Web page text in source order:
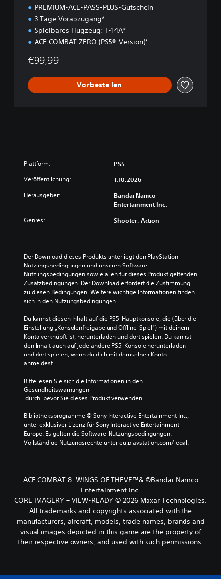
PREMIUM-ACE-PASS-PLUS-Gutschein
3 Tage Vorabzugang*
Spielbares Flugzeug: F-14A*
ACE COMBAT ZERO (PS5®-Version)*
€99,99
Vorbestellen
Plattform: PS5
Veröffentlichung: 1.10.2026
Herausgeber:
Bandai Namco
Entertainment Inc.
Genres: Shooter, Action
Der Download dieses Produkts unterliegt den PlayStation-
Nutzungsbedingungen und unseren Software-
Nutzungsbedingungen sowie allen für dieses Produkt geltenden
Zusatzbedingungen. Der Download erfordert die Zustimmung
zu diesen Bedingungen. Weitere wichtige Informationen finden
sich in den Nutzungsbedingungen.
Du kannst diesen Inhalt auf die PS5-Hauptkonsole, die (über die
Einstellung „Konsolenfreigabe und Offline-Spiel“) mit deinem
Konto verknüpft ist, herunterladen und dort spielen. Du kannst
den Inhalt auch auf jede andere PS5-Konsole herunterladen
und dort spielen, wenn du dich mit demselben Konto
anmeldest.
Bitte lesen Sie sich die Informationen in den
Gesundheitswarnungen
durch, bevor Sie dieses Produkt verwenden.
Bibliotheksprogramme © Sony Interactive Entertainment Inc.,
unter exklusiver Lizenz für Sony Interactive Entertainment
Europe. Es gelten die Software-Nutzungsbedingungen.
Vollständige Nutzungsrechte unter eu.playstation.com/legal.
ACE COMBAT 8: WINGS OF THEVE™& ©Bandai Namco
Entertainment Inc.
CORE IMAGERY – VIEW-READY © 2026 Maxar Technologies.
All trademarks and copyrights associated with the
manufacturers, aircraft, models, trade names, brands and
visual images depicted in this game are the property of
their respective owners, and used with such permissions.